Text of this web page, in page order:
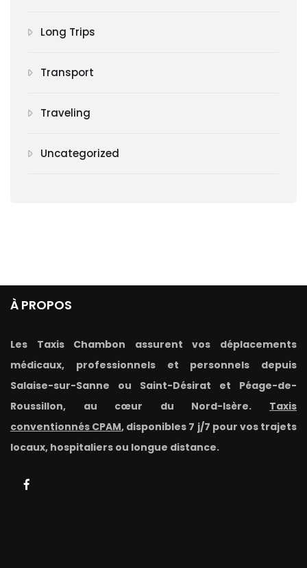
Long Trips
Transport
Traveling
Uncategorized
À PROPOS
Les Taxis Chambon assurent vos déplacements
médicaux, professionnels et personnels depuis
Salaise-sur-Sanne ou Saint-Désirat et Péage-de-
Roussillon, au cœur du Nord-Isère. Taxis
conventionnés CPAM, disponibles 7 j/7 pour vos trajets
locaux, hospitaliers ou longue distance.